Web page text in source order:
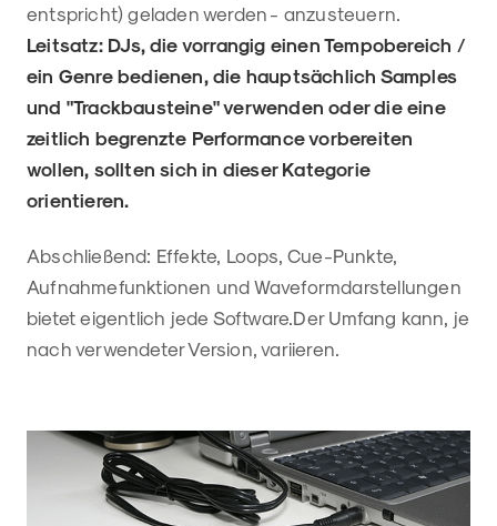
entspricht) geladen werden - anzusteuern.
Leitsatz: DJs, die vorrangig einen Tempobereich /
ein Genre bedienen, die hauptsächlich Samples
und "Trackbausteine" verwenden oder die eine
zeitlich begrenzte Performance vorbereiten
wollen, sollten sich in dieser Kategorie
orientieren.
Abschließend: Effekte, Loops, Cue-Punkte,
Aufnahmefunktionen und Waveformdarstellungen
bietet eigentlich jede Software.Der Umfang kann, je
nach verwendeter Version, variieren.